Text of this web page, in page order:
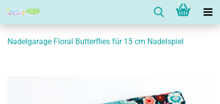
Nadelgarage Floral Butterflies für 15 cm Nadelspiel